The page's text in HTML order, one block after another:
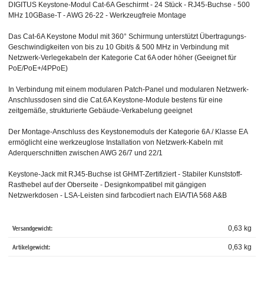
DIGITUS Keystone-Modul Cat-6A Geschirmt - 24 Stück - RJ45-Buchse - 500
MHz 10GBase-T - AWG 26-22 - Werkzeugfreie Montage
Das Cat-6A Keystone Modul mit 360° Schirmung unterstützt Übertragungs-
Geschwindigkeiten von bis zu 10 Gbit/s & 500 MHz in Verbindung mit
Netzwerk-Verlegekabeln der Kategorie Cat 6A oder höher (Geeignet für
PoE/PoE+/4PPoE)
In Verbindung mit einem modularen Patch-Panel und modularen Netzwerk-
Anschlussdosen sind die Cat.6A Keystone-Module bestens für eine
zeitgemäße, strukturierte Gebäude-Verkabelung geeignet
Der Montage-Anschluss des Keystonemoduls der Kategorie 6A / Klasse EA
ermöglicht eine werkzeuglose Installation von Netzwerk-Kabeln mit
Aderquerschnitten zwischen AWG 26/7 und 22/1
Keystone-Jack mit RJ45-Buchse ist GHMT-Zertifiziert - Stabiler Kunststoff-
Rasthebel auf der Oberseite - Designkompatibel mit gängigen
Netzwerkdosen - LSA-Leisten sind farbcodiert nach EIA/TIA 568 A&B
Versandgewicht: 0,63 kg
Artikelgewicht: 0,63 kg